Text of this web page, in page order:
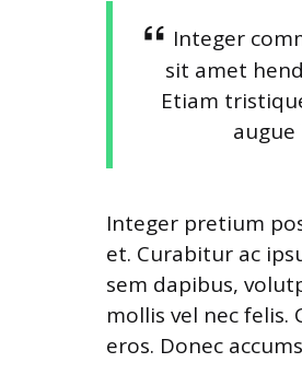
Integer
sit amet
Etiam
Integer pretium
et. Curabitur ac
sem dapibus,
mollis vel nec
eros. Donec